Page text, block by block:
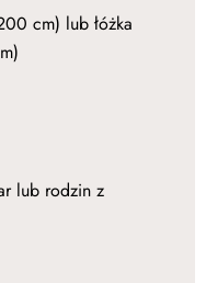
cm) lub łóżka
lub rodzin z